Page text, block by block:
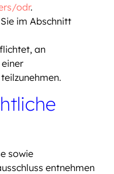
odr.
im Abschnitt
an
sowie
entnehmen